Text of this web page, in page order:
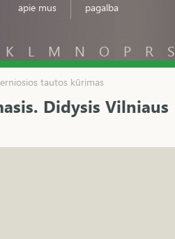
apie mus pagalba
K L M N O P R S
tautos kūrimas
Didysis Vilniaus